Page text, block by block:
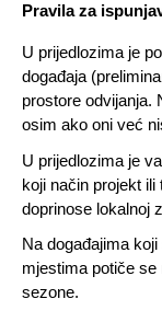
Pravila za
U prijedlozima je
događaja
prostore odvijanja.
osim ako oni već
U prijedlozima je
koji način projekt
doprinose lokalnoj
Na događajima
mjestima potiče
sezone.